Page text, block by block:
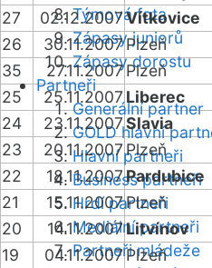
Týmová fota
Zápasy juniorů
Zápasy dorostu
Partneři
Generální partner
GOLD hlavní
Hlavní partneři
Business partneři
Hrdí partneři
Mediální partneři
Partneři mládeže
27
02.12.2007Vítkovice
26
30.11.2007Plzeň
35
27.11.2007Plzeň
25
25.11.2007 Liberec
24
23.11.2007Slavia
23
20.11.2007Plzeň
22
18.11.2007Pardubice
21
15.11.2007Plzeň
20
14.11.2007Litvínov
19
04.11.2007Plzeň